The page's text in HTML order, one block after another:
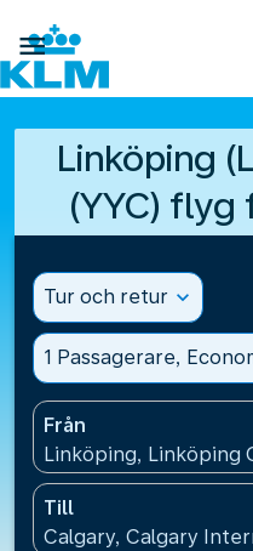

Linköping
(YYC) flyg
Tur och retur expand_more
1 Passagerare,
Från
Linköping, Linköping
Till
Calgary, Calgary